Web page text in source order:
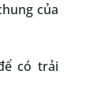
của
có trải